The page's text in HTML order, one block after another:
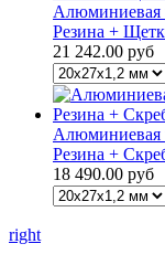
Алюминиевая
Резина +
21 242.00 руб
Алюминиевая
Резина +
18 490.00 руб
right